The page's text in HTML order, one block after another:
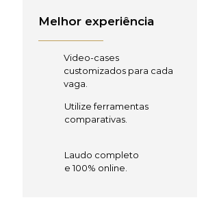
Melhor experiência
Video-cases
customizados para cada
vaga.
Utilize ferramentas
comparativas.
Laudo completo
e 100% online.